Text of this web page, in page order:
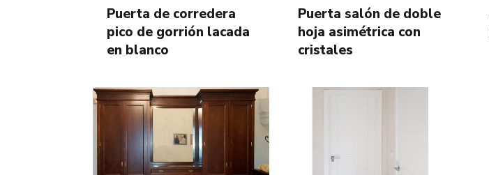
Puerta de corredera
pico de gorrión lacada
en blanco
Puerta salón de doble
hoja asimétrica con
cristales